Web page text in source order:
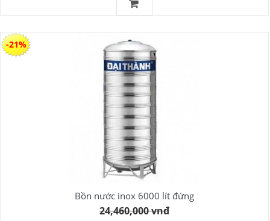
Bồn nước inox 6000 lít đứng
24,460,000 vnđ
-21%